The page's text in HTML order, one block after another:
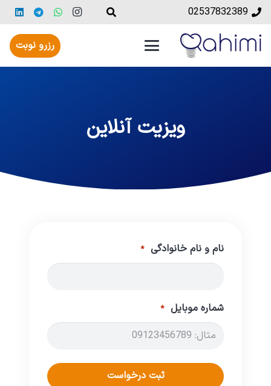
02537832389
رزرو نوبت
ویزیت آنلاین
نام و نام خانوادگی *
شماره موبایل *